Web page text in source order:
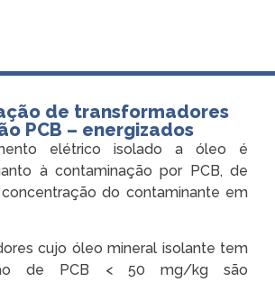
elétrico isolado a óleo é
à contaminação por PCB, de
do contaminante em
cujo óleo mineral isolante tem
de PCB < 50 mg/kg são
de transformadores
PCB – energizados